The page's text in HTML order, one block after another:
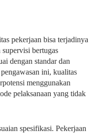
pekerjaan bisa terjadinya
bertugas
dengan standar dan
ini, kualitas
menggunakan
pelaksanaan yang tidak
spesifikasi. Pekerjaan